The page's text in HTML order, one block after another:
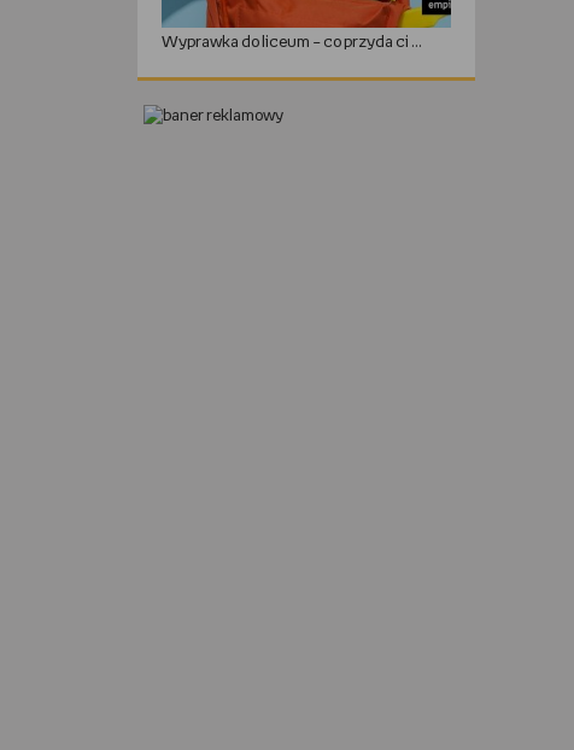
Wyprawka do liceum – co przyda ci się w roku szkolnym?